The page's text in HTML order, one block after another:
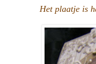
Het plaatje is